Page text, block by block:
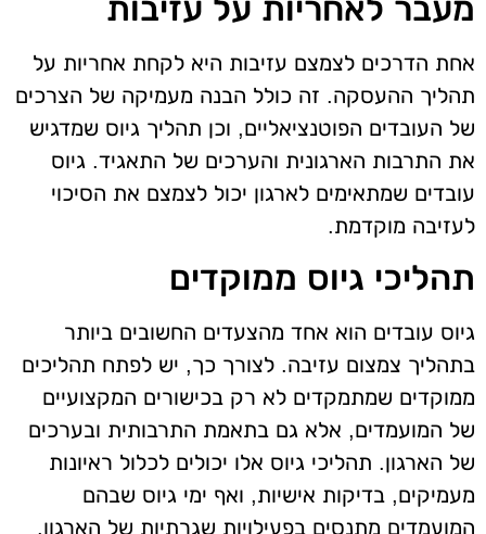
מעבר לאחריות על עזיבות
אחת הדרכים לצמצם עזיבות היא לקחת אחריות על
תהליך ההעסקה. זה כולל הבנה מעמיקה של הצרכים
של העובדים הפוטנציאליים, וכן תהליך גיוס שמדגיש
את התרבות הארגונית והערכים של התאגיד. גיוס
עובדים שמתאימים לארגון יכול לצמצם את הסיכוי
לעזיבה מוקדמת.
תהליכי גיוס ממוקדים
גיוס עובדים הוא אחד מהצעדים החשובים ביותר
בתהליך צמצום עזיבה. לצורך כך, יש לפתח תהליכים
ממוקדים שמתמקדים לא רק בכישורים המקצועיים
של המועמדים, אלא גם בתאמת התרבותית ובערכים
של הארגון. תהליכי גיוס אלו יכולים לכלול ראיונות
מעמיקים, בדיקות אישיות, ואף ימי גיוס שבהם
המועמדים מתנסים בפעילויות שגרתיות של הארגון.